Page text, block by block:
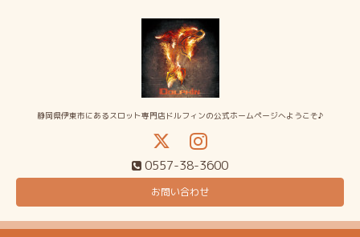
静岡県伊東市にあるスロット専門店ドルフィンの公式ホームページへようこそ♪
0557-38-3600
お問い合わせ